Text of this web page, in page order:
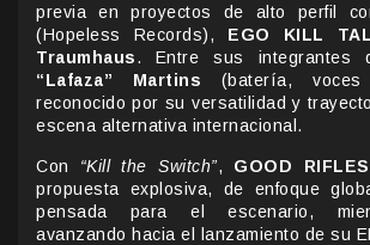
previa en proyectos de alto perfil
(Hopeless Records), EGO KILL
Traumhaus. Entre sus integrantes
“Lafaza” Martins (batería, voces
reconocido por su versatilidad y
escena alternativa internacional.
Con “Kill the Switch”, GOOD RIFLES
propuesta explosiva, de enfoque
pensada para el escenario,
avanzando hacia el lanzamiento de su